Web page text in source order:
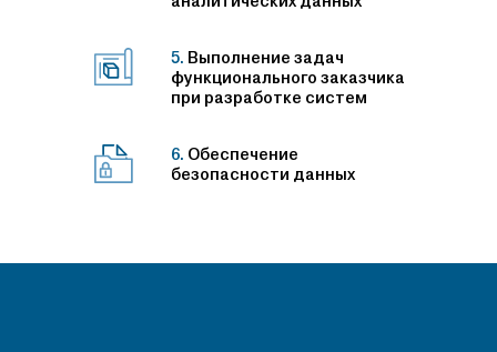
6. Обеспечение
безопасности данных
5. Выполнение задач
функционального заказчика
при разработке систем